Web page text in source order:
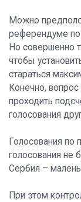
Можно
референдуме по
Но совершенно
чтобы
стараться
Конечно,
проходить
голосования
Голосования по
голосования не
Сербия –
При этом